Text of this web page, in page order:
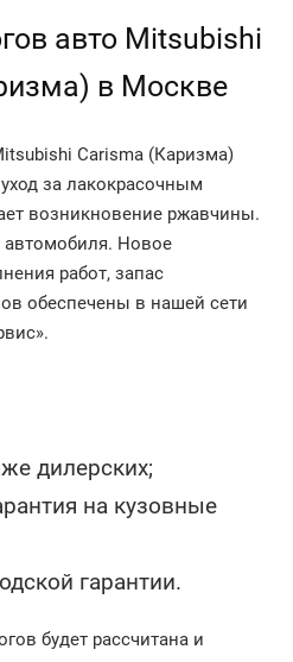
авто Mitsubishi
в Москве
Carisma (Каризма)
за лакокрасочным
возникновение ржавчины.
автомобиля. Новое
работ, запас
обеспечены в нашей сети
дилерских;
на кузовные
гарантии.
будет рассчитана и